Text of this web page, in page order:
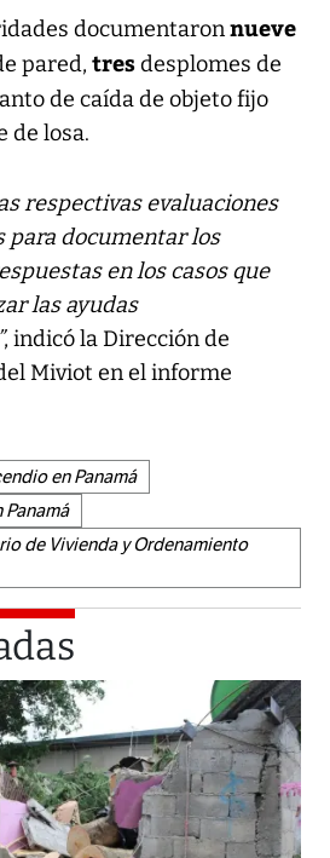
documentaronnueve
pared, tresdesplomes de
de caída de objeto fijo
de losa.
respectivas evaluaciones
para documentar los
en los casos que
las ayudas
, indicó la Dirección de
Miviot en el informe
en Panamá
de Vivienda y Ordenamiento